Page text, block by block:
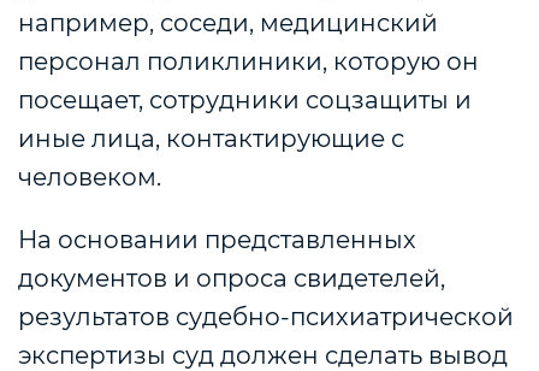
например, соседи, медицинский
персонал поликлиники, которую он
посещает, сотрудники соцзащиты и
иные лица, контактирующие с
человеком.
На основании представленных
документов и опроса свидетелей,
результатов судебно-психиатрической
экспертизы суд должен сделать вывод